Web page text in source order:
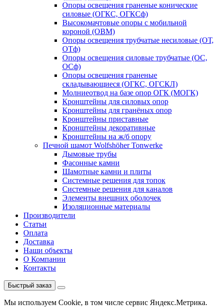
Опоры освещения граненые конические
силовые (ОГКС, ОГКСф)
Высокомачтовые опоры с мобильной
короной (ОВМ)
Опоры освещения трубчатые несиловые (ОТ,
ОТф)
Опоры освещения силовые трубчатые (ОС,
ОСф)
Опоры освещения граненые
складывающиеся (ОГКС, ОГСКЛ)
Молниеотвод на базе опор ОГК (МОГК)
Кронштейны для силовых опор
Кронштейны для гранёных опор
Кронштейны приставные
Кронштейны декоративные
Кронштейны на ж/б опору
Печной шамот Wolfshöher Tonwerke
Дымовые трубы
Фасонные камни
Шамотные камни и плиты
Системные решения для топок
Системные решения для каналов
Элементы внешних оболочек
Изоляционные материалы
Производители
Статьи
Оплата
Доставка
Наши объекты
О Компании
Контакты
Быстрый заказ
Мы используем Cookie, в том числе сервис Яндекс.Метрика.